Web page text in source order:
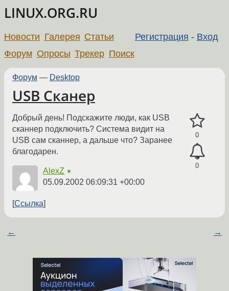
LINUX.ORG.RU
Регистрация - Вход
Новости Галерея Статьи
Форум Опросы Трекер Поиск
Форум — Desktop
USB Сканер
0
0
Добрый день! Подскажите люди, как USB
сканнер подключить? Система видит на
USB сам сканнер, а дальше что? Заранее
благодарен.
AlexZ ★
05.09.2002 06:09:31 +00:00
Ссылка
← →